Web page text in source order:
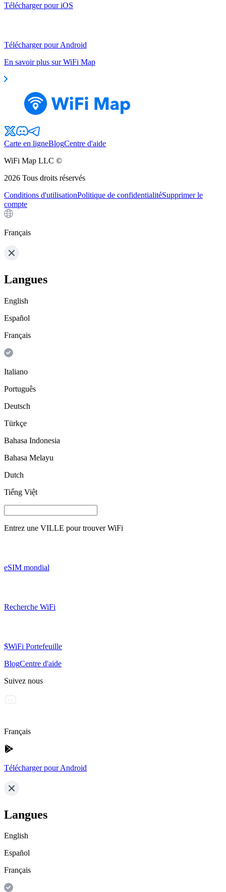
Télécharger pour iOS
Télécharger pour Android
En savoir plus sur WiFi Map
Carte en ligneBlogCentre d'aide
WiFi Map LLC ©
2026 Tous droits réservés
Conditions d'utilisationPolitique de confidentialitéSupprimer le
compte
Français
Langues
English
Español
Français
Italiano
Português
Deutsch
Türkçe
Bahasa Indonesia
Bahasa Melayu
Dutch
Tiếng Việt
Entrez une VILLE pour trouver WiFi
eSIM mondial
Recherche WiFi
$WiFi Portefeuille
BlogCentre d'aide
Suivez nous
Français
Télécharger pour Android
Langues
English
Español
Français